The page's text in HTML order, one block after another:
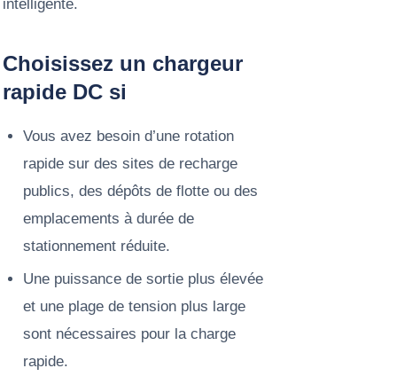
intelligente.
Choisissez un chargeur
rapide DC si
Vous avez besoin d’une rotation
rapide sur des sites de recharge
publics, des dépôts de flotte ou des
emplacements à durée de
stationnement réduite.
Une puissance de sortie plus élevée
et une plage de tension plus large
sont nécessaires pour la charge
rapide.